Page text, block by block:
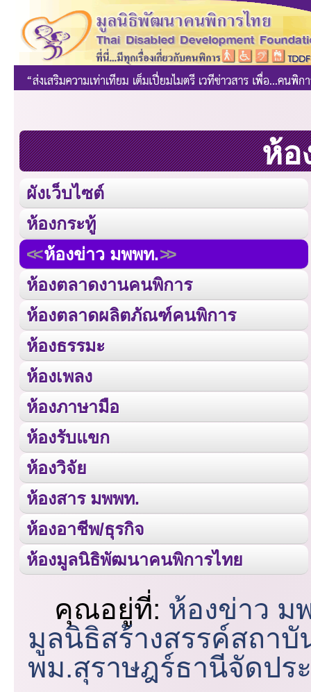
ห้อ
ผังเว็บไซต์
ห้องกระทู้
ห้องข่าว มพพท.
ห้องตลาดงานคนพิการ
ห้องตลาดผลิตภัณฑ์คนพิการ
ห้องธรรมะ
ห้องเพลง
ห้องภาษามือ
ห้องรับแขก
ห้องวิจัย
ห้องสาร มพพท.
ห้องอาชีพ/ธุรกิจ
ห้องมูลนิธิพัฒนาคนพิการไทย
คุณอยู่ที่: ห้องข่าว ม
มูลนิธิสร้างสรรค์สถา
พม.สุราษฎร์ธานีจัดปร